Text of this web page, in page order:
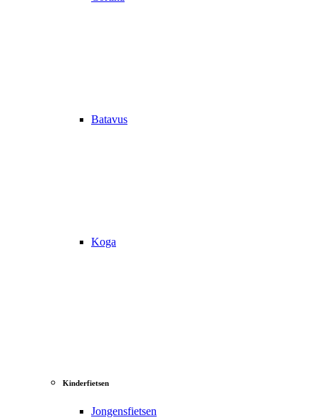
Batavus
Koga
Kinderfietsen
Jongensfietsen